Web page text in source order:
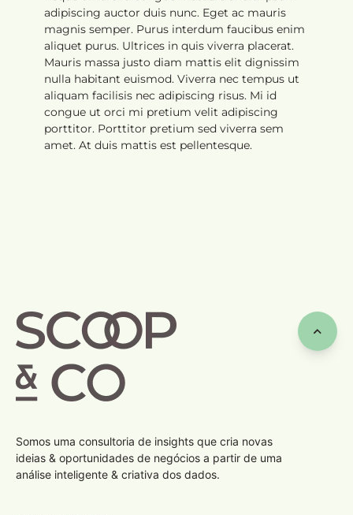
adipiscing auctor duis nunc. Eget ac mauris
magnis semper. Purus interdum faucibus enim
aliquet purus. Ultrices in quis viverra placerat.
Mauris massa justo diam mattis elit dignissim
nulla habitant euismod. Viverra nec tempus ut
aliquam facilisis nec adipiscing risus. Mi id
congue ut orci mi pretium velit adipiscing
porttitor. Porttitor pretium sed viverra sem
amet. At duis mattis est pellentesque.
Somos uma consultoria de insights que cria novas
ideias & oportunidades de negócios a partir de uma
análise inteligente & criativa dos dados.